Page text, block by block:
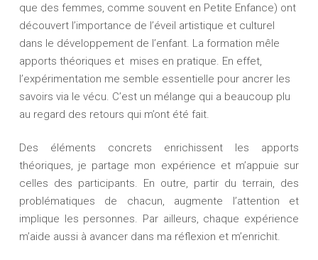
que des femmes, comme souvent en Petite Enfance) ont
découvert l’importance de l’éveil artistique et culturel
dans le développement de l’enfant. La formation mêle
apports théoriques et mises en pratique. En effet,
l’expérimentation me semble essentielle pour ancrer les
savoirs via le vécu. C’est un mélange qui a beaucoup plu
au regard des retours qui m’ont été fait.
Des éléments concrets enrichissent les apports
théoriques, je partage mon expérience et m’appuie sur
celles des participants. En outre, partir du terrain, des
problématiques de chacun, augmente l’attention et
implique les personnes. Par ailleurs, chaque expérience
m’aide aussi à avancer dans ma réflexion et m’enrichit.